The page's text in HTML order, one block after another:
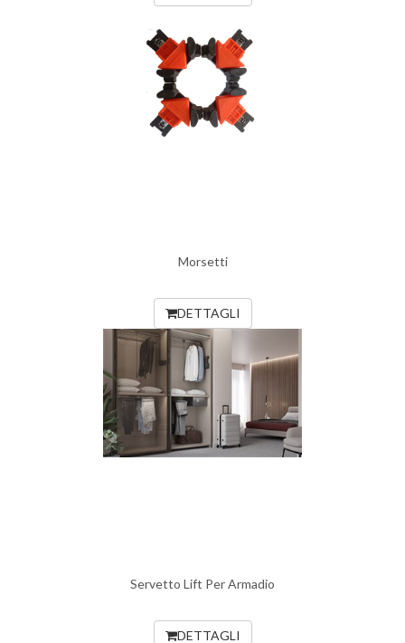
Morsetti
DETTAGLI
Servetto Lift Per Armadio
DETTAGLI